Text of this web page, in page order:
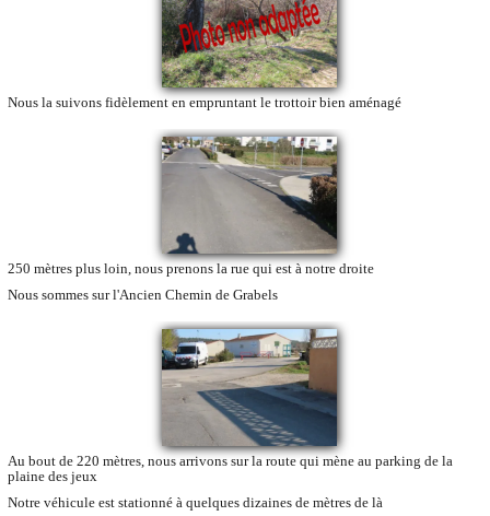
Nous la suivons fidèlement en empruntant le trottoir bien aménagé
250 mètres plus loin, nous prenons la rue qui est à notre droite
Nous sommes sur l'Ancien Chemin de Grabels
Au bout de 220 mètres, nous arrivons sur la route qui mène au parking de la
plaine des jeux
Notre véhicule est stationné à quelques dizaines de mètres de là